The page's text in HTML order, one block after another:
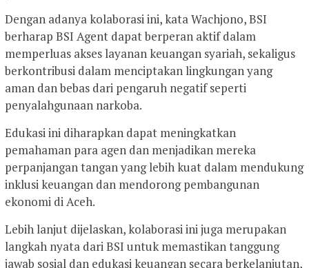
Dengan adanya kolaborasi ini, kata Wachjono, BSI
berharap BSI Agent dapat berperan aktif dalam
memperluas akses layanan keuangan syariah, sekaligus
berkontribusi dalam menciptakan lingkungan yang
aman dan bebas dari pengaruh negatif seperti
penyalahgunaan narkoba.
Edukasi ini diharapkan dapat meningkatkan
pemahaman para agen dan menjadikan mereka
perpanjangan tangan yang lebih kuat dalam mendukung
inklusi keuangan dan mendorong pembangunan
ekonomi di Aceh.
Lebih lanjut dijelaskan, kolaborasi ini juga merupakan
langkah nyata dari BSI untuk memastikan tanggung
jawab sosial dan edukasi keuangan secara berkelanjutan,